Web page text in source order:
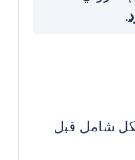
.
شامل قبل